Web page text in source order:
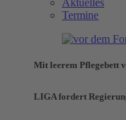
Aktuelles
Termine
Mit leerem Pflegebett
LIGA fordert